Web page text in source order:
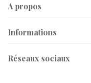
A propos
Informations
Réseaux sociaux